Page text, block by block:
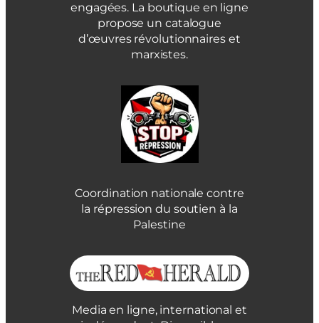
engagées. La boutique en ligne
propose un catalogue
d’œuvres révolutionnaires et
marxistes.
Coordination nationale contre
la répression du soutien à la
Palestine
Media en ligne, international et